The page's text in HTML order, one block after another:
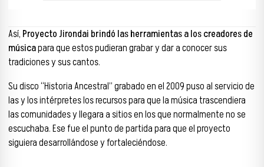
Así, Proyecto Jirondai brindó las herramientas a los creadores de
músicapara que estos pudieran grabar y dar a conocer sus
tradiciones y sus cantos.
Su disco “Historia Ancestral” grabado en el 2009 puso al servicio de
las y los intérpretes los recursos para que la música trascendiera
las comunidades y llegara a sitios en los que normalmente no se
escuchaba. Ese fue el punto de partida para que el proyecto
siguiera desarrollándose y fortaleciéndose.